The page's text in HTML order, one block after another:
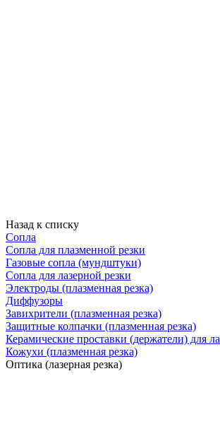
Назад к списку
Сопла
Сопла для плазменной резки
Газовые сопла (мундштуки)
Сопла для лазерной резки
Электроды (плазменная резка)
Диффузоры
Завихрители (плазменная резка)
Защитные колпачки (плазменная резка)
Керамические проставки (держатели) для
Кожухи (плазменная резка)
Оптика (лазерная резка)